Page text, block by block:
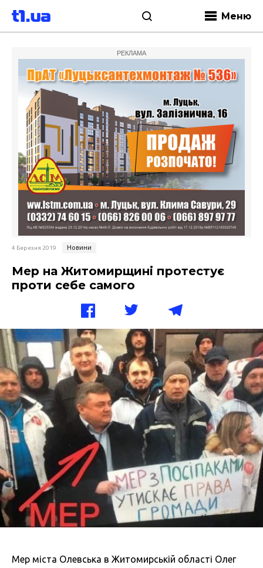
Меню
РЕКЛАМА
4 Березня 2019 Новини
Мер на Житомирщині протестує
проти себе самого
Мер міста Олевська в Житомирській області Олег